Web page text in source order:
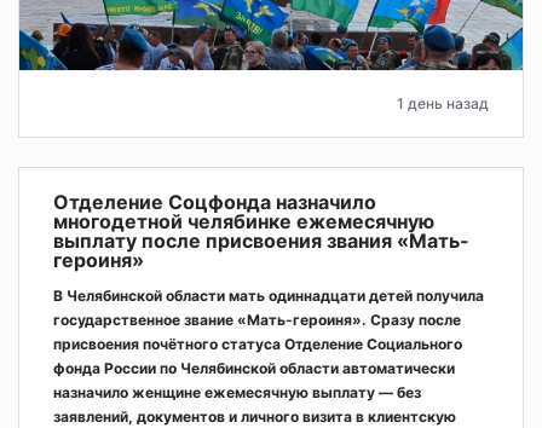
1 день назад
Отделение Соцфонда назначило
многодетной челябинке ежемесячную
выплату после присвоения звания «Мать-
героиня»
В Челябинской области мать одиннадцати детей получила
государственное звание «Мать-героиня». Сразу после
присвоения почётного статуса Отделение Социального
фонда России по Челябинской области автоматически
назначило женщине ежемесячную выплату — без
заявлений, документов и личного визита в клиентскую